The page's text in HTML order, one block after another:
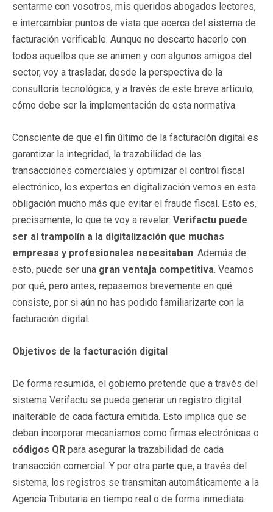
sentarme con vosotros, mis queridos abogados lectores,
e intercambiar puntos de vista que acerca del sistema de
facturación verificable. Aunque no descarto hacerlo con
todos aquellos que se animen y con algunos amigos del
sector, voy a trasladar, desde la perspectiva de la
consultoría tecnológica, y a través de este breve artículo,
cómo debe ser la implementación de esta normativa.
Consciente de que el fin último de la facturación digital es
garantizar la integridad, la trazabilidad de las
transacciones comerciales y optimizar el control fiscal
electrónico, los expertos en digitalización vemos en esta
obligación mucho más que evitar el fraude fiscal. Esto es,
precisamente, lo que te voy a revelar: Verifactu puede
ser al trampolín a la digitalización que muchas
empresas y profesionales necesitaban. Además de
esto, puede ser una gran ventaja competitiva. Veamos
por qué, pero antes, repasemos brevemente en qué
consiste, por si aún no has podido familiarizarte con la
facturación digital.
Objetivos de la facturación digital
De forma resumida, el gobierno pretende que a través del
sistema Verifactu se pueda generar un registro digital
inalterable de cada factura emitida. Esto implica que se
deban incorporar mecanismos como firmas electrónicas o
códigos QR para asegurar la trazabilidad de cada
transacción comercial. Y por otra parte que, a través del
sistema, los registros se transmitan automáticamente a la
Agencia Tributaria en tiempo real o de forma inmediata.